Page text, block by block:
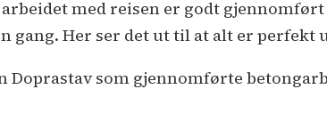
med reisen er godt
gang. Her ser det ut til at alt er
som gjennomførte